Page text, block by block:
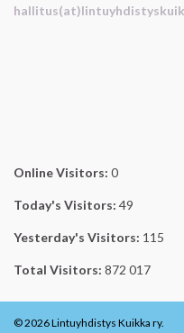
Online Visitors: 0
Today's Visitors: 49
Yesterday's Visitors: 115
Total Visitors: 872 017
© 2026 Lintuyhdistys Kuikka ry.